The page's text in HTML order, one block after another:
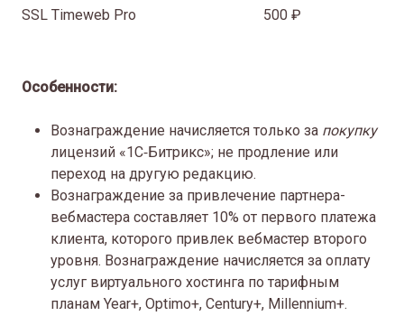
SSL Timeweb Pro 500 ₽
Особенности:
Вознаграждение начисляется только за покупку
лицензий «1С‑Битрикс»; не продление или
переход на другую редакцию.
Вознаграждение за привлечение партнера-
вебмастера составляет 10% от первого платежа
клиента, которого привлек вебмастер второго
уровня. Вознаграждение начисляется за оплату
услуг виртуального хостинга по тарифным
планам Year+, Optimo+, Century+, Millennium+.